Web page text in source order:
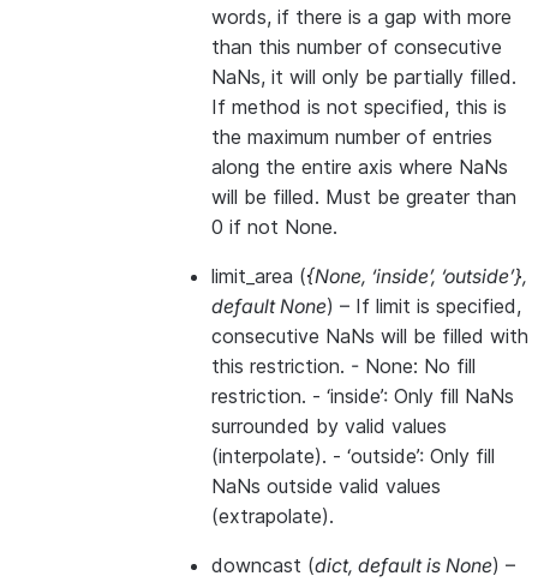
words, if there is a gap with more
than this number of consecutive
NaNs, it will only be partially filled.
If method is not specified, this is
the maximum number of entries
along the entire axis where NaNs
will be filled. Must be greater than
0 if not None.
limit_area ({None, ‘inside’, ‘outside’},
default None) – If limit is specified,
consecutive NaNs will be filled with
this restriction. - None: No fill
restriction. - ‘inside’: Only fill NaNs
surrounded by valid values
(interpolate). - ‘outside’: Only fill
NaNs outside valid values
(extrapolate).
downcast (dict, default is None) –